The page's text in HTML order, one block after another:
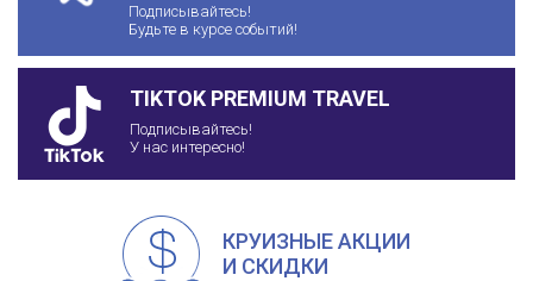
Подписывайтесь!
Будьте в курсе событий!
TIKTOK PREMIUM TRAVEL
Подписывайтесь!
У нас интересно!
КРУИЗНЫЕ АКЦИИ
И СКИДКИ